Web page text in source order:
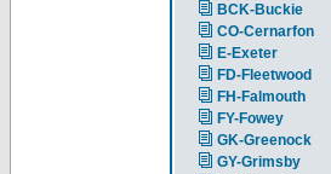
BCK-Buckie
CO-Cernarfon
E-Exeter
FD-Fleetwood
FH-Falmouth
FY-Fowey
GK-Greenock
GY-Grimsby